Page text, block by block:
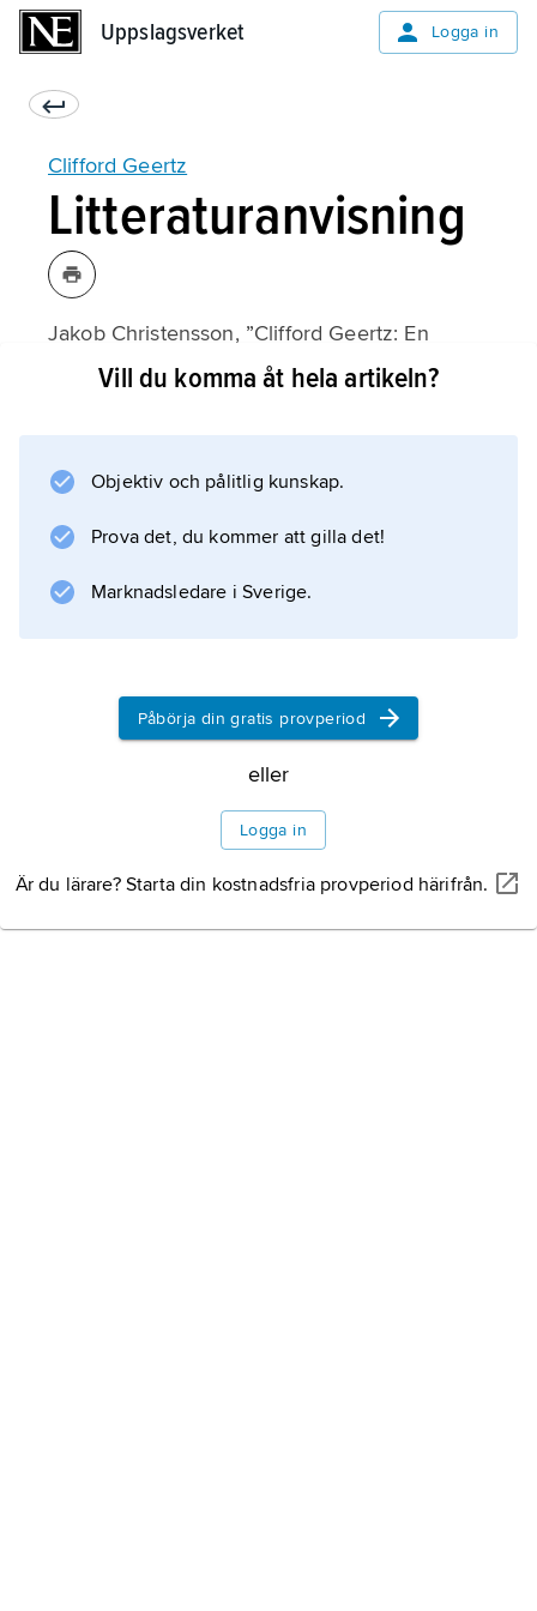
Uppslagsverket Logga in
Clifford Geertz
Litteraturanvisning
Jakob Christensson, ”Clifford Geertz: En
antropolog för historikerna?”,
Information om artikeln
Vill du komma åt hela artikeln?
Objektiv och pålitlig kunskap.
Prova det, du kommer att gilla det!
Marknadsledare i Sverige.
Påbörja din gratis provperiod
eller
Logga in
Är du lärare? Starta din kostnadsfria provperiod härifrån.